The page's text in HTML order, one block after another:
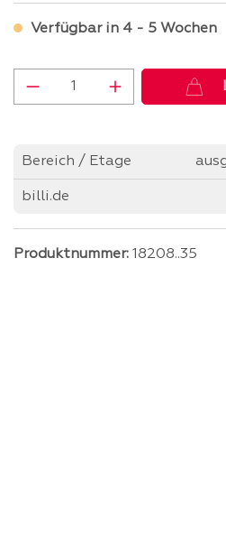
Verfügbar in 4 - 5 Wochen
Produkt Anzahl:
Bereich / Etage
billi.de
Produktnummer: 18208..35